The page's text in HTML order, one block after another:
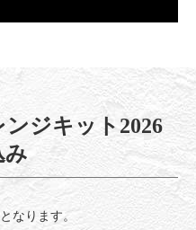
ジキット2026
み
なります。